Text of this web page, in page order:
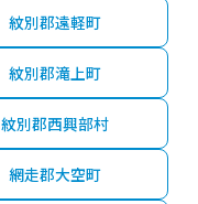
紋別郡遠軽町
紋別郡滝上町
紋別郡西興部村
網走郡大空町